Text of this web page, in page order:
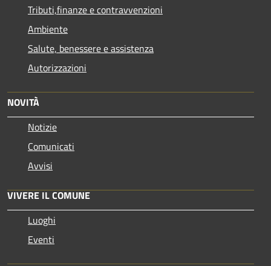
Tributi,finanze e contravvenzioni
Ambiente
Salute, benessere e assistenza
Autorizzazioni
NOVITÀ
Notizie
Comunicati
Avvisi
VIVERE IL COMUNE
Luoghi
Eventi